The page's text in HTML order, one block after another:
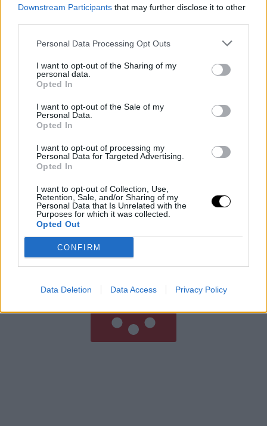
Downstream Participants that may further disclose it to other
Personal Data Processing Opt Outs
I want to opt-out of the Sharing of my
personal data.
Opted In
I want to opt-out of the Sale of my
Personal Data.
Opted In
I want to opt-out of processing my
Personal Data for Targeted Advertising.
Opted In
I want to opt-out of Collection, Use,
Retention, Sale, and/or Sharing of my
Personal Data that Is Unrelated with the
Purposes for which it was collected.
Opted Out
CONFIRM
Data Deletion Data Access Privacy Policy
Barátság és Pénz? Így Maradjatok
Együtt Étkezési Döntéseknél
A barátok minden étkezést étteremben szeretnének
lebonyolítani, ami komoly anyagi terhet jelenthet – de
hogyan őrizd meg a kapcsolatot anélkül, hogy
tönkremennél? Ez a cikk
augusztus 7, 2026